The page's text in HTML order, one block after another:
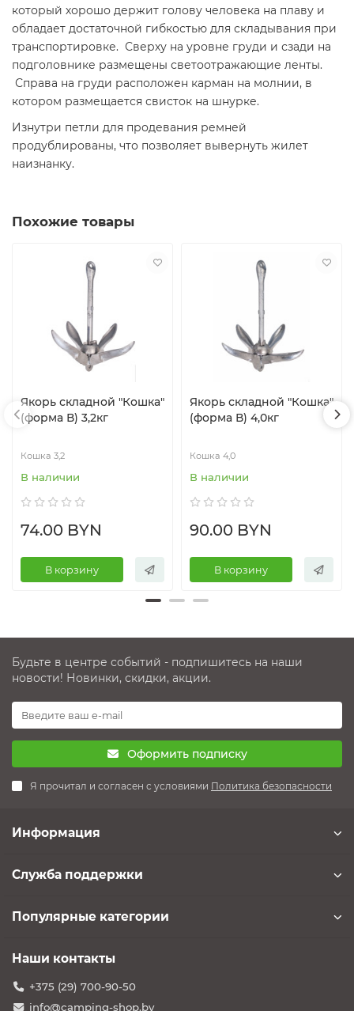
который хорошо держит голову человека на плаву и
обладает достаточной гибкостью для складывания при
транспортировке. Сверху на уровне груди и сзади на
подголовнике размещены светоотражающие ленты.
Справа на груди расположен карман на молнии, в
котором размещается свисток на шнурке.
Изнутри петли для продевания ремней
продублированы, что позволяет вывернуть жилет
наизнанку.
Похожие товары
Якорь складной "Кошка"
(форма В) 3,2кг
Кошка 3,2
В наличии
74.00 BYN
В корзину
Якорь складной "Кошка"
(форма В) 4,0кг
Кошка 4,0
В наличии
90.00 BYN
В корзину
Будьте в центре событий - подпишитесь на наши
новости! Новинки, скидки, акции.
Оформить подписку
Я прочитал и согласен с условиями Политика безопасности
Информация
Служба поддержки
Популярные категории
Наши контакты
+375 (29) 700-90-50
info@camping-shop.by